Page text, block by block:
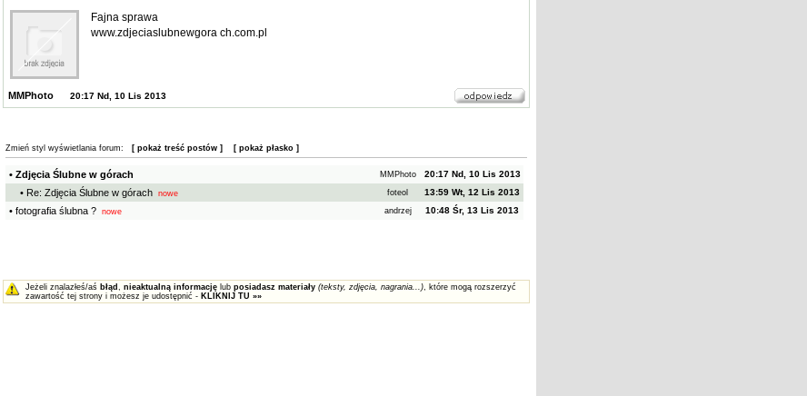
Fajna sprawa
www.zdjeciaslubnewgora ch.com.pl
MMPhoto 20:17 Nd, 10 Lis 2013
Zmień styl wyświetlania forum: [ pokaż treść postów ] [ pokaż płasko ]
• Zdjęcia Ślubne w górach MMPhoto 20:17 Nd, 10 Lis 2013
• Re: Zdjęcia Ślubne w górachnowe foteol 13:59 Wt, 12 Lis 2013
• fotografia ślubna ?nowe andrzej 10:48 Śr, 13 Lis 2013
Jeżeli znalazłeś/aś błąd , nieaktualną informacjęlub posiadasz materiały (teksty, zdjęcia, nagrania...), które mogą rozszerzyć
zawartość tej strony i możesz je udostępnić - KLIKNIJ TU »»